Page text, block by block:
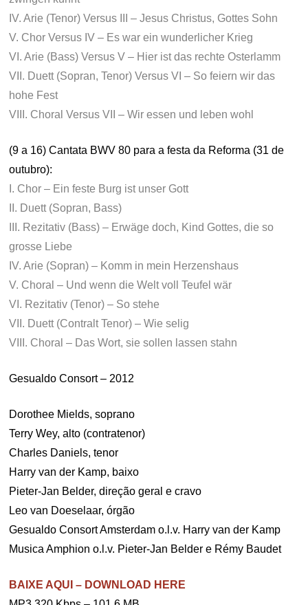
IV. Arie (Tenor) Versus III – Jesus Christus, Gottes Sohn
V. Chor Versus IV – Es war ein wunderlicher Krieg
VI. Arie (Bass) Versus V – Hier ist das rechte Osterlamm
VII. Duett (Sopran, Tenor) Versus VI – So feiern wir das
hohe Fest
VIII. Choral Versus VII – Wir essen und leben wohl
(9 a 16) Cantata BWV 80 para a festa da Reforma (31 de
outubro):
I. Chor – Ein feste Burg ist unser Gott
II. Duett (Sopran, Bass)
III. Rezitativ (Bass) – Erwäge doch, Kind Gottes, die so
grosse Liebe
IV. Arie (Sopran) – Komm in mein Herzenshaus
V. Choral – Und wenn die Welt voll Teufel wär
VI. Rezitativ (Tenor) – So stehe
VII. Duett (Contralt Tenor) – Wie selig
VIII. Choral – Das Wort, sie sollen lassen stahn
Gesualdo Consort – 2012
Dorothee Mields, soprano
Terry Wey, alto (contratenor)
Charles Daniels, tenor
Harry van der Kamp, baixo
Pieter-Jan Belder, direção geral e cravo
Leo van Doeselaar, órgão
Gesualdo Consort Amsterdam o.l.v. Harry van der Kamp
Musica Amphion o.l.v. Pieter-Jan Belder e Rémy Baudet
BAIXE AQUI – DOWNLOAD HERE